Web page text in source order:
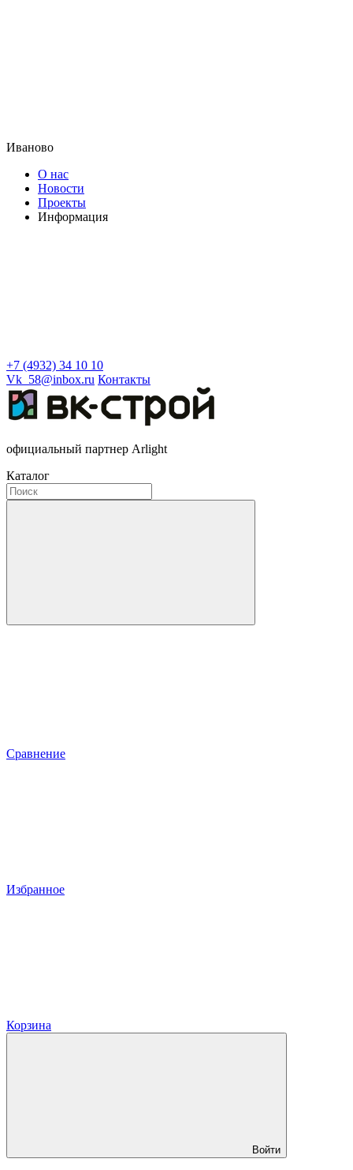
Иваново
О нас
Новости
Проекты
Информация
+7 (4932) 34 10 10
Vk_58@inbox.ru Контакты
официальный партнер Arlight
Каталог
Сравнение
Избранное
Корзина
Войти